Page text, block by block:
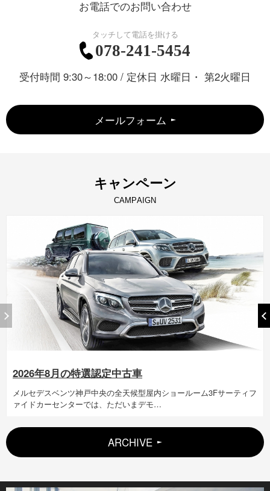
お電話でのお問い合わせ
078-241-5454
受付時間 9:30～18:00 / 定休日 水曜日・ 第2火曜日
メールフォーム
キ ャ ンペーン
CAMPAIGN
2026年8月の特選認定中古車
メルセデスベンツ神戸中央の全天候型屋内ショールーム3Fサーティフ
ァイドカーセンターでは、ただいまデモ…
ARCHIVE